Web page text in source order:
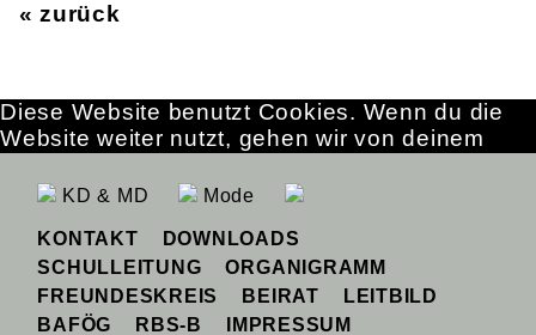
« zurück
KD & MD Mode
KONTAKT
DOWNLOADS
SCHULLEITUNG
ORGANIGRAMM
FREUNDESKREIS
BEIRAT
LEITBILD
BAFÖG
RBS-B IMPRESSUM
Diese Website benutzt Cookies. Wenn du die
Website weiter nutzt, gehen wir von deinem